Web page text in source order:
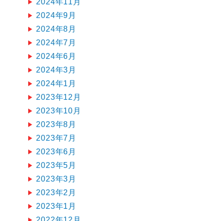
2024年11月
2024年9月
2024年8月
2024年7月
2024年6月
2024年3月
2024年1月
2023年12月
2023年10月
2023年8月
2023年7月
2023年6月
2023年5月
2023年3月
2023年2月
2023年1月